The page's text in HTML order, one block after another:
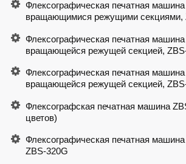
Флексографическая печатная
вращающимися режущими секциями,
Флексографическая печатная
вращающейся режущей секцией,
Флексографическая печатная
вращающейся режущей секцией,
Флексографская печатная машина
цветов)
Флексографическая печатная
ZBS-320G